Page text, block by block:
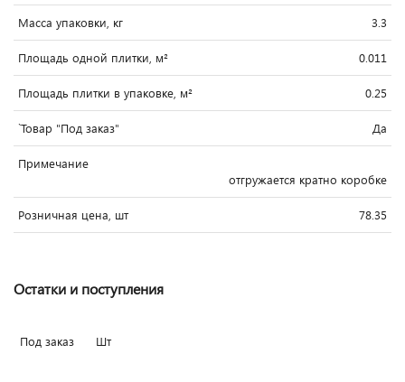
Масса упаковки, кг 3.3
Площадь одной плитки, м² 0.011
Площадь плитки в упаковке, м² 0.25
`Товар "Под заказ" Да
Примечание
отгружается кратно коробке
Розничная цена, шт 78.35
Остатки и поступления
Под заказ Шт